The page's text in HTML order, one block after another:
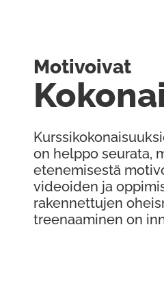
on helppo seurata,
etenemisestä
videoiden ja
rakennettujen
treenaaminen on
Motivoivat